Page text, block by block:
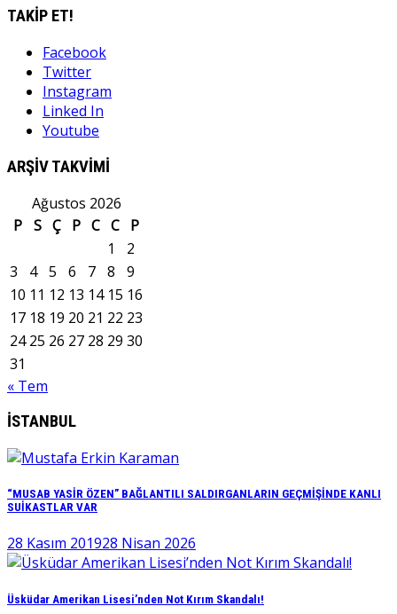
TAKİP ET!
Facebook
Twitter
Instagram
Linked In
Youtube
ARŞİV TAKVİMİ
Ağustos 2026
P S Ç P C C P
1
2
3
4 5 6 7 8
9
10 11 12 13 14 15 16
17 18 19 20 21 22 23
24 25 26 27 28 29 30
31
« Tem
İSTANBUL
“MUSAB YASİR ÖZEN” BAĞLANTILI SALDIRGANLARIN GEÇMİŞİNDE KANLI
SUİKASTLAR VAR
28 Kasım 201928 Nisan 2026
Üsküdar Amerikan Lisesi’nden Not Kırım Skandalı!